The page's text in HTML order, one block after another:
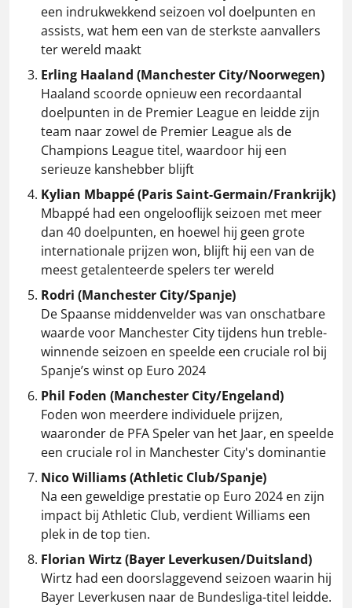
een indrukwekkend seizoen vol doelpunten en
assists, wat hem een van de sterkste aanvallers
ter wereld maakt​
Erling Haaland (Manchester City/Noorwegen)
Haaland scoorde opnieuw een recordaantal
doelpunten in de Premier League en leidde zijn
team naar zowel de Premier League als de
Champions League titel, waardoor hij een
serieuze kanshebber blijft​
Kylian Mbappé (Paris Saint-Germain/Frankrijk)
Mbappé had een ongelooflijk seizoen met meer
dan 40 doelpunten, en hoewel hij geen grote
internationale prijzen won, blijft hij een van de
meest getalenteerde spelers ter wereld​
Rodri (Manchester City/Spanje)
De Spaanse middenvelder was van onschatbare
waarde voor Manchester City tijdens hun treble-
winnende seizoen en speelde een cruciale rol bij
Spanje’s winst op Euro 2024​
Phil Foden (Manchester City/Engeland)
Foden won meerdere individuele prijzen,
waaronder de PFA Speler van het Jaar, en speelde
een cruciale rol in Manchester City's dominantie​
Nico Williams (Athletic Club/Spanje)
Na een geweldige prestatie op Euro 2024 en zijn
impact bij Athletic Club, verdient Williams een
plek in de top tien.
Florian Wirtz (Bayer Leverkusen/Duitsland)
Wirtz had een doorslaggevend seizoen waarin hij
Bayer Leverkusen naar de Bundesliga-titel leidde.